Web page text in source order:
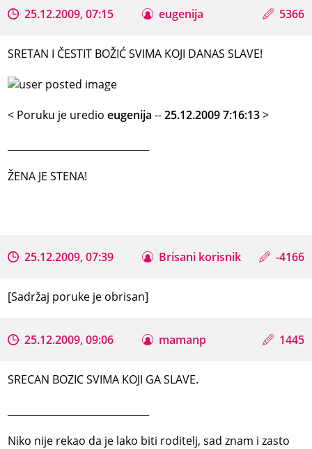
25.12.2009, 07:15 eugenija 5366
SRETAN I ČESTIT BOŽIĆ SVIMA KOJI DANAS SLAVE!
< Poruku je uredioeugenija --25.12.2009 7:16:13>
ŽENA JE STENA!
25.12.2009, 07:39 Brisani korisnik -4166
[Sadržaj poruke je obrisan]
25.12.2009, 09:06 mamanp 1445
SRECAN BOZIC SVIMA KOJI GA SLAVE.
Niko nije rekao da je lako biti roditelj, sad znam i zasto